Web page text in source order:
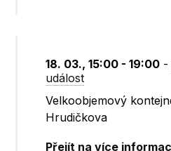
18. 03., 15:00 - 19:00 -
událost
Velkoobjemový
Hrudičkova
Přejít na více